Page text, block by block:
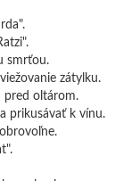
smrťou.
zátylku.
pred oltárom.
prikusávať k vínu.